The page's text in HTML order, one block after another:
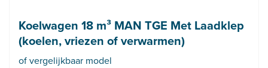
Koelwagen 18 m³ MAN TGE Met Laadklep
(koelen, vriezen of verwarmen)
of vergelijkbaar model